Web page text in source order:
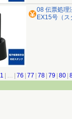
08 伝票処理
EX15号（ス
1 … 76 77 78 79 80